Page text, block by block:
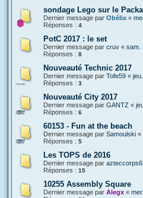
sondage Lego sur le
Dernier message par Obélix «
Réponses : 4
PotC 2017 : le set
Dernier message par cruv « sam.
Réponses : 8
Nouveauté Technic 2017
Dernier message par Tofe59 «
Réponses : 3
Nouveauté City 2017
Dernier message par GANTZ «
Réponses : 6
60153 - Fun at the beach
Dernier message par Samoulski «
Réponses : 5
Les TOPS de 2016
Dernier message par
Réponses : 15
10255 Assembly Square
Dernier message par Alegx «